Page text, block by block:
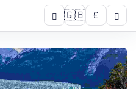
🇬🇧 £